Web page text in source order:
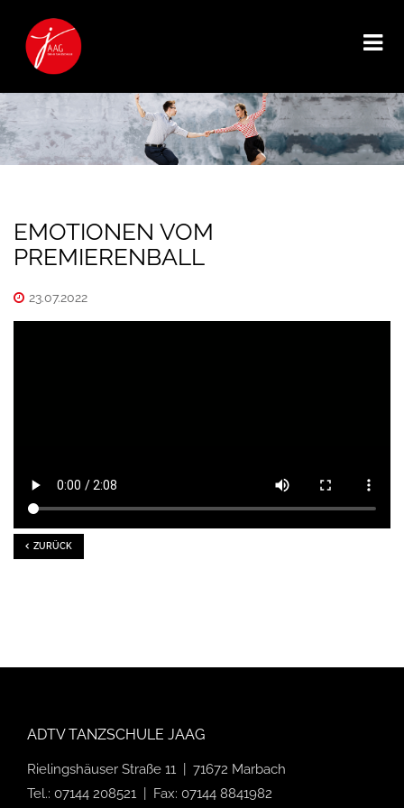
EMOTIONEN VOM
PREMIERENBALL
23.07.2022
ZURÜCK
ADTV TANZSCHULE JAAG
Rielingshäuser Straße 11 | 71672 Marbach
Tel.: 07144 208521 | Fax: 07144 8841982